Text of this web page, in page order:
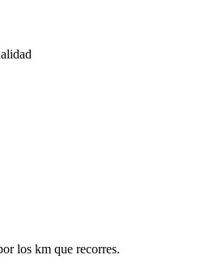
los km que recorres.